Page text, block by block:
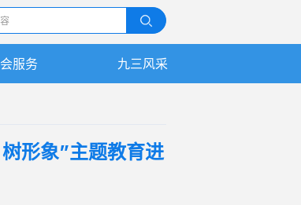
服务 九三风采
形象”主题教育进